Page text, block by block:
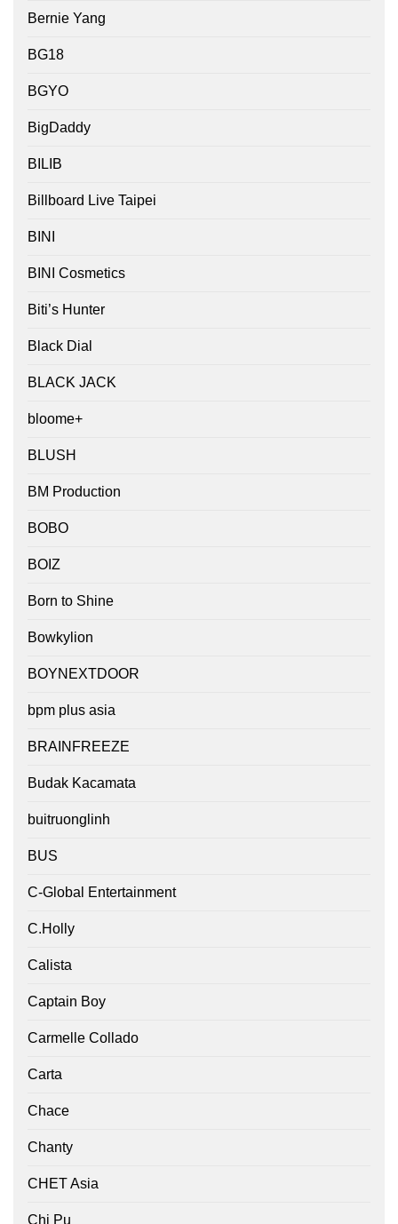
Bernie Yang
BG18
BGYO
BigDaddy
BILIB
Billboard Live Taipei
BINI
BINI Cosmetics
Biti’s Hunter
Black Dial
BLACK JACK
bloome+
BLUSH
BM Production
BOBO
BOIZ
Born to Shine
Bowkylion
BOYNEXTDOOR
bpm plus asia
BRAINFREEZE
Budak Kacamata
buitruonglinh
BUS
C-Global Entertainment
C.Holly
Calista
Captain Boy
Carmelle Collado
Carta
Chace
Chanty
CHET Asia
Chi Pu